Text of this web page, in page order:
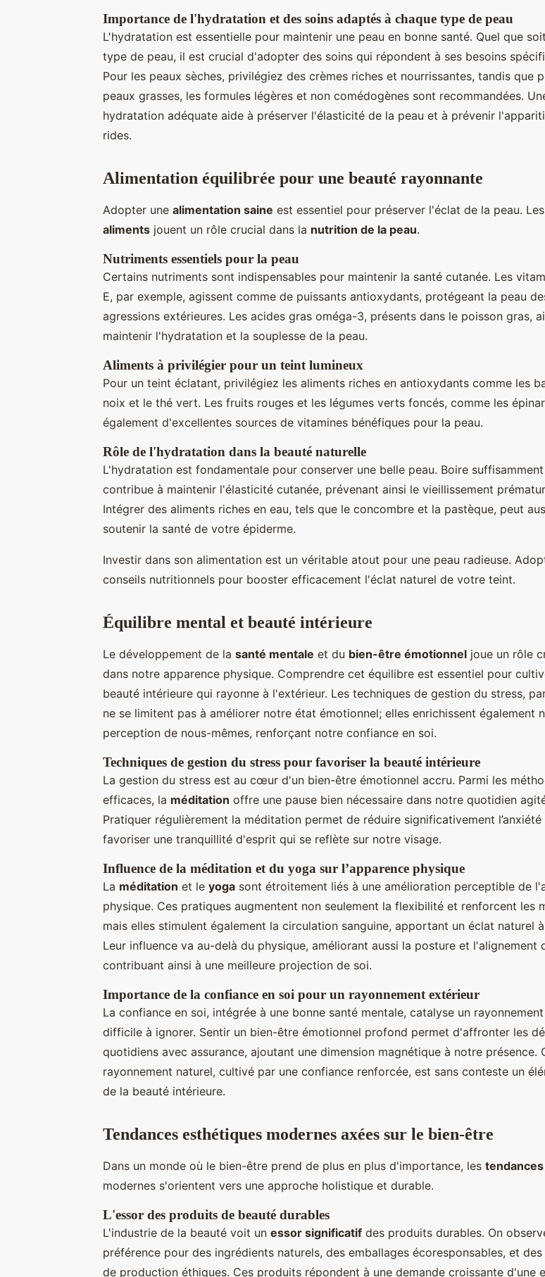
Importance de l'hydratation et des soins adaptés à chaque type de peau
L'hydratation est essentielle pour maintenir une peau en bonne santé. Quel que
type de peau, il est crucial d'adopter des soins qui répondent à ses besoins
Pour les peaux sèches, privilégiez des crèmes riches et nourrissantes, tandis que
peaux grasses, les formules légères et non comédogènes sont recommandées.
hydratation adéquate aide à préserver l'élasticité de la peau et à prévenir
rides.
Alimentation équilibrée pour une beauté rayonnante
Adopter une alimentation saine est essentiel pour préserver l'éclat de la peau. Les
aliments jouent un rôle crucial dans la nutrition de la peau.
Nutriments essentiels pour la peau
Certains nutriments sont indispensables pour maintenir la santé cutanée. Les
E, par exemple, agissent comme de puissants antioxydants, protégeant la peau
agressions extérieures. Les acides gras oméga-3, présents dans le poisson gras,
maintenir l'hydratation et la souplesse de la peau.
Aliments à privilégier pour un teint lumineux
Pour un teint éclatant, privilégiez les aliments riches en antioxydants comme les
noix et le thé vert. Les fruits rouges et les légumes verts foncés, comme les
également d'excellentes sources de vitamines bénéfiques pour la peau.
Rôle de l'hydratation dans la beauté naturelle
L'hydratation est fondamentale pour conserver une belle peau. Boire
contribue à maintenir l'élasticité cutanée, prévenant ainsi le vieillissement
Intégrer des aliments riches en eau, tels que le concombre et la pastèque, peut
soutenir la santé de votre épiderme.
Investir dans son alimentation est un véritable atout pour une peau radieuse.
conseils nutritionnels pour booster efficacement l'éclat naturel de votre teint.
Équilibre mental et beauté intérieure
Le développement de la santé mentale et du bien-être émotionnel joue un rôle
dans notre apparence physique. Comprendre cet équilibre est essentiel pour
beauté intérieure qui rayonne à l'extérieur. Les techniques de gestion du stress,
ne se limitent pas à améliorer notre état émotionnel; elles enrichissent également
perception de nous-mêmes, renforçant notre confiance en soi.
Techniques de gestion du stress pour favoriser la beauté intérieure
La gestion du stress est au cœur d'un bien-être émotionnel accru. Parmi les
efficaces, la méditation offre une pause bien nécessaire dans notre quotidien
Pratiquer régulièrement la méditation permet de réduire significativement
favoriser une tranquillité d'esprit qui se reflète sur notre visage.
Influence de la méditation et du yoga sur l’apparence physique
La méditation et le yoga sont étroitement liés à une amélioration perceptible de
physique. Ces pratiques augmentent non seulement la flexibilité et renforcent les
mais elles stimulent également la circulation sanguine, apportant un éclat naturel
Leur influence va au-delà du physique, améliorant aussi la posture et l'alignement
contribuant ainsi à une meilleure projection de soi.
Importance de la confiance en soi pour un rayonnement extérieur
La confiance en soi, intégrée à une bonne santé mentale, catalyse un
difficile à ignorer. Sentir un bien-être émotionnel profond permet d'affronter les
quotidiens avec assurance, ajoutant une dimension magnétique à notre présence.
rayonnement naturel, cultivé par une confiance renforcée, est sans conteste un
de la beauté intérieure.
Tendances esthétiques modernes axées sur le bien-être
Dans un monde où le bien-être prend de plus en plus d'importance, les
modernes s'orientent vers une approche holistique et durable.
L'essor des produits de beauté durables
L'industrie de la beauté voit un essor significatif des produits durables. On
préférence pour des ingrédients naturels, des emballages écoresponsables, et
de production éthiques. Ces produits répondent à une demande croissante d'une